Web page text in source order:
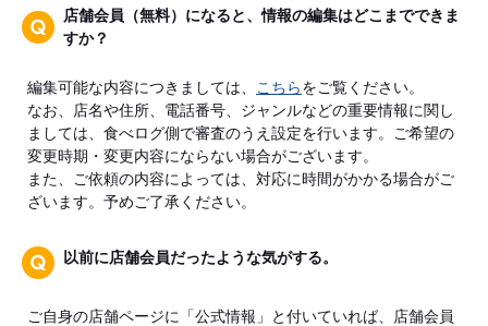
店舗会員（無料）になると、情報の編集はどこまでできま
すか？
編集可能な内容につきましては、 こちらをご覧ください。
なお、店名や住所、電話番号、ジャンルなどの重要情報に関し
ましては、食べログ側で審査のうえ設定を行います。ご希望の
変更時期・変更内容にならない場合がございます。
また、ご依頼の内容によっては、対応に時間がかかる場合がご
ざいます。予めご了承ください。
以前に店舗会員だったような気がする。
ご自身の店舗ページに「公式情報」と付いていれば、店舗会員